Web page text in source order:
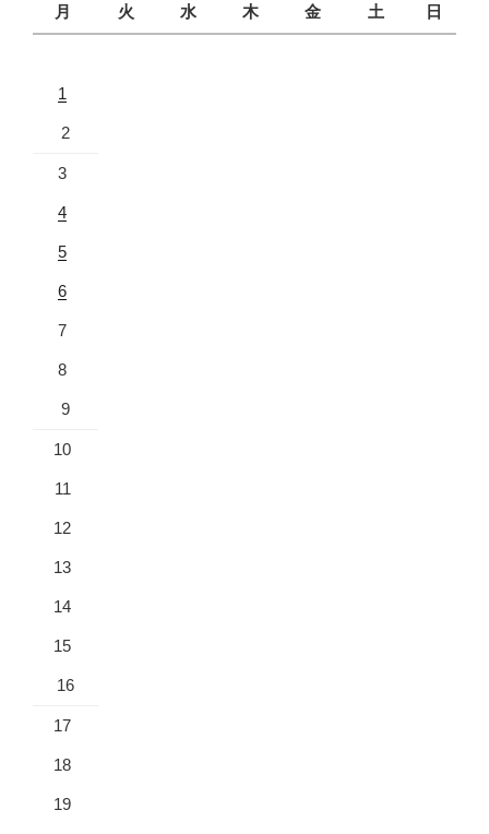
月
火 水 木 金 土 日
1
2
3
4
5
6
7
8
9
10
11
12
13
14
15
16
17
18
19